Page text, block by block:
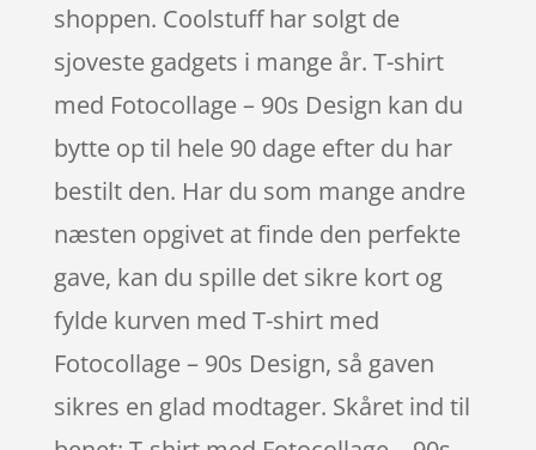
shoppen. Coolstuff har solgt de
sjoveste gadgets i mange år. T-shirt
med Fotocollage – 90s Design kan du
bytte op til hele 90 dage efter du har
bestilt den. Har du som mange andre
næsten opgivet at finde den perfekte
gave, kan du spille det sikre kort og
fylde kurven med T-shirt med
Fotocollage – 90s Design, så gaven
sikres en glad modtager. Skåret ind til